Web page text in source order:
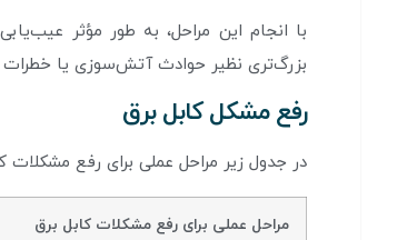
با انجام این مراحل، به طور مؤثر
بزرگ‌تری نظیر حوادث آتش‌سوزی یا خطرات
رفع مشکل کابل برق
در جدول زیر مراحل عملی برای رفع مشکلات
مراحل عملی برای رفع مشکلات کابل برق